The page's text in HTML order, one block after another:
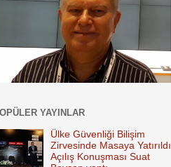
YAYINLAR
Ülke Güvenliği Bilişim
Zirvesinde Masaya Yatırıldı
Açılış Konuşması Suat